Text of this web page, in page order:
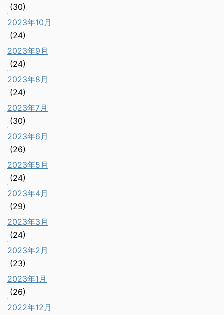
(30)
2023年10月
(24)
2023年9月
(24)
2023年8月
(24)
2023年7月
(30)
2023年6月
(26)
2023年5月
(24)
2023年4月
(29)
2023年3月
(24)
2023年2月
(23)
2023年1月
(26)
2022年12月